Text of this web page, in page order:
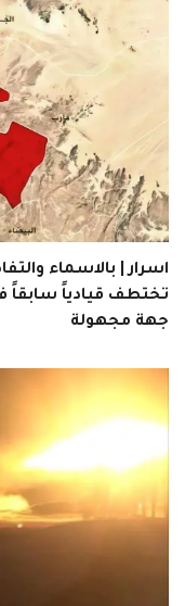
اسرار | بالاسماء
تختطف قيادياً سابقاً
جهة مجهولة